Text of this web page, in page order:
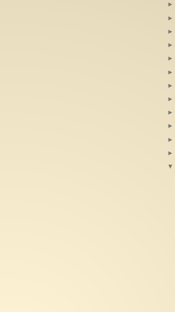
►
►
►
►
►
►
►
►
►
►
►
►
▼